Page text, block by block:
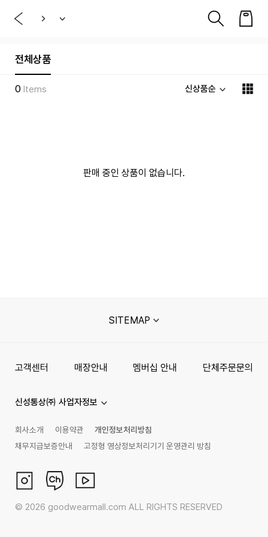
전체상품
0 Items 신상품순
판매 중인 상품이 없습니다.
SITEMAP
고객센터 매장안내 멤버십 안내 단체주문문의
신성통상㈜ 사업자정보
회사소개 이용약관
개인정보처리방침
채무지급보증안내
고정형 영상정보처리기기 운영관리 방침
© 2026 goodwearmall.com ALL RIGHTS RESERVED